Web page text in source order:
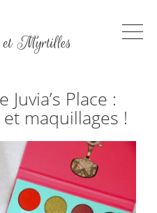
Place :
maquillages !